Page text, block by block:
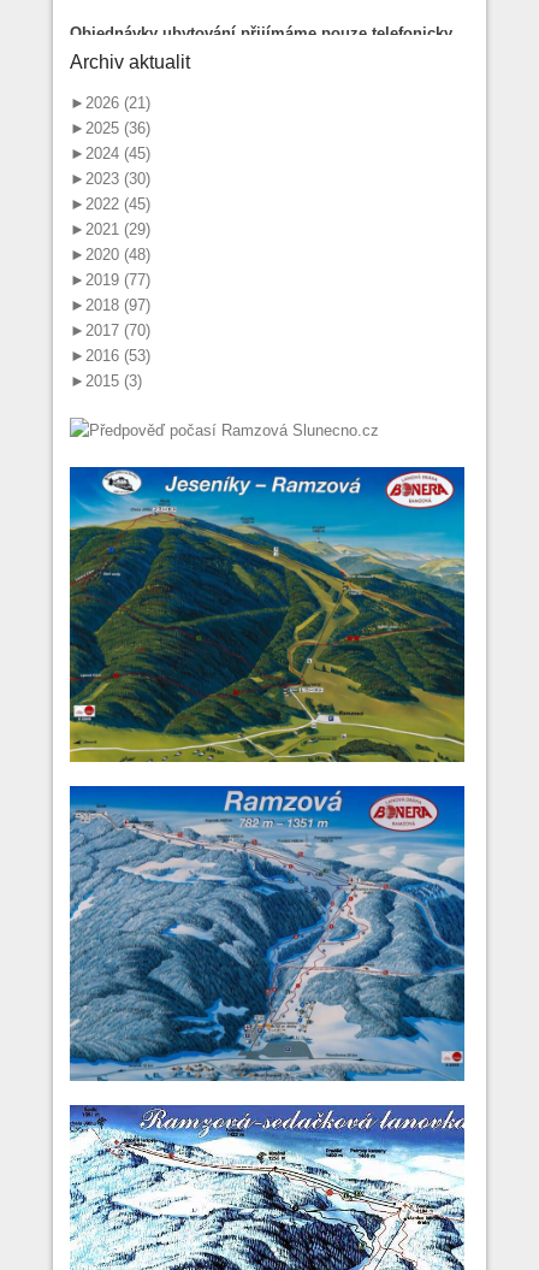
Objednávky ubytování přijímáme pouze telefonicky
na čísle: 737 275 002
Archiv aktualit
►2026 (21)
►2025 (36)
►2024 (45)
►2023 (30)
►2022 (45)
►2021 (29)
►2020 (48)
►2019 (77)
►2018 (97)
►2017 (70)
►2016 (53)
►2015 (3)